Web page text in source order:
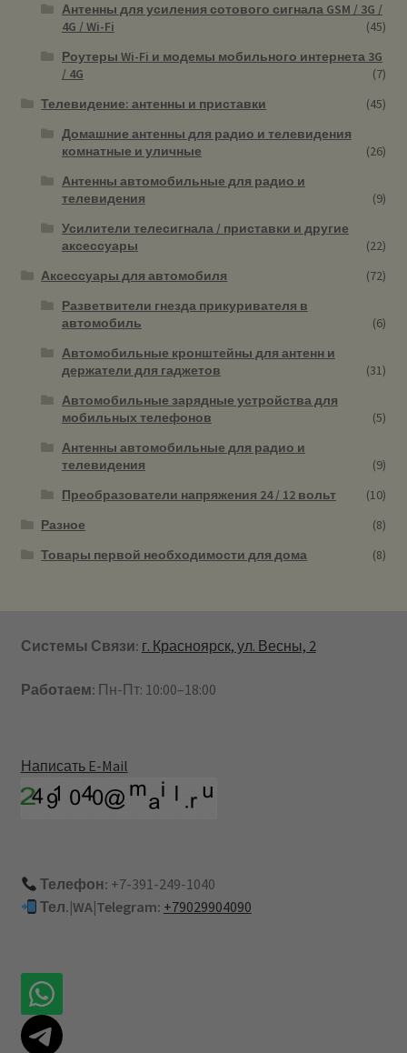
Антенны для усиления сотового сигнала GSM / 3G /
4G / Wi-Fi
(45)
Роутеры Wi-Fi и модемы мобильного интернета 3G
/ 4G
(7)
Телевидение: антенны и приставки
(45)
Домашние антенны для радио и телевидения
комнатные и уличные
(26)
Антенны автомобильные для радио и
телевидения
(9)
Усилители телесигнала / приставки и другие
аксессуары
(22)
Аксессуары для автомобиля
(72)
Разветвители гнезда прикуривателя в
автомобиль
(6)
Автомобильные кронштейны для антенн и
держатели для гаджетов
(31)
Автомобильные зарядные устройства для
мобильных телефонов
(5)
Антенны автомобильные для радио и
телевидения
(9)
Преобразователи напряжения 24 / 12 вольт
(10)
Разное
(8)
Товары первой необходимости для дома
(8)
Системы Связи: г. Красноярск, ул. Весны, 2
Работаем: Пн-Пт: 10:00–18:00
Написать E-Mail
Телефон: +7-391-249-1040
Тел.|WA|Telegram: +79029904090